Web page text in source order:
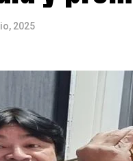
2025